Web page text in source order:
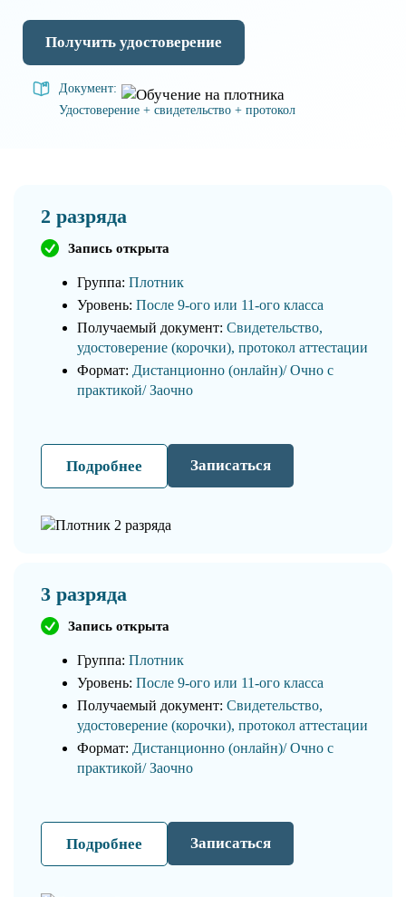
Получить удостоверение
Документ:
Удостоверение + свидетельство + протокол
2 разряда
Запись открыта
Группа: Плотник
Уровень: После 9-ого или 11-ого класса
Получаемый документ: Свидетельство,
удостоверение (корочки), протокол аттестации
Формат: Дистанционно (онлайн)/ Очно с
практикой/ Заочно
Подробнее Записаться
3 разряда
Запись открыта
Группа: Плотник
Уровень: После 9-ого или 11-ого класса
Получаемый документ: Свидетельство,
удостоверение (корочки), протокол аттестации
Формат: Дистанционно (онлайн)/ Очно с
практикой/ Заочно
Подробнее Записаться